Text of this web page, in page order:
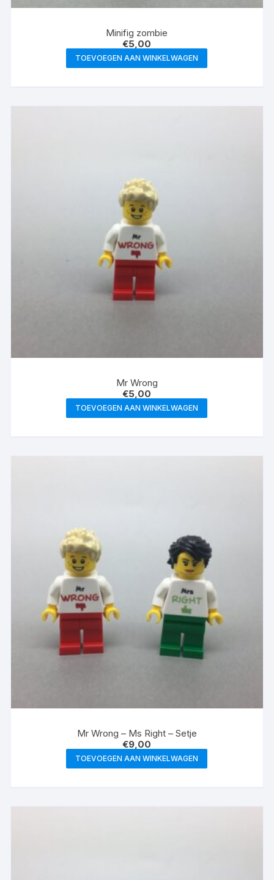
Minifig zombie
€5,00
TOEVOEGEN AAN WINKELWAGEN
Mr Wrong
€5,00
TOEVOEGEN AAN WINKELWAGEN
Mr Wrong – Ms Right – Setje
€9,00
TOEVOEGEN AAN WINKELWAGEN